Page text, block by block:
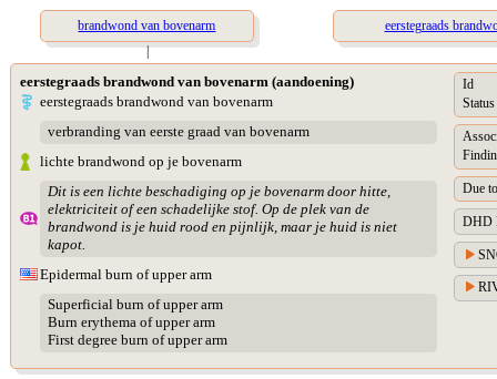
brandwond van bovenarm
eerstegraads
|
eerstegraads brandwond van bovenarm (aandoening)
eerstegraads brandwond van bovenarm
verbranding van eerste graad van bovenarm
lichte brandwond op je bovenarm
Dit is een lichte beschadiging op je bovenarm door hitte,
elektriciteit of een schadelijke stof. Op de plek van de
brandwond is je huid rood en pijnlijk, maar je huid is niet
kapot.
Epidermal burn of upper arm
Superficial burn of upper arm
Burn erythema of upper arm
First degree burn of upper arm
Id
Status
Due to
DHD